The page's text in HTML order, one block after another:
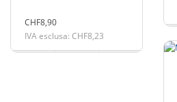
CHF8,90
IVA esclusa: CHF8,23